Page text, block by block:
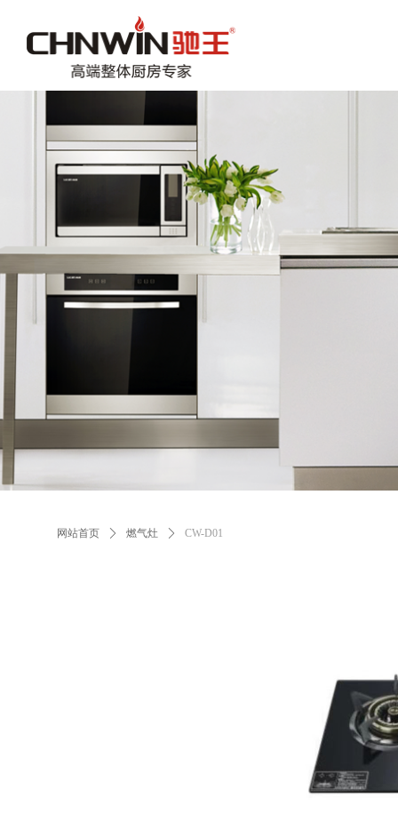
网站首页 ꄲ 燃气灶 ꄲ CW-D01